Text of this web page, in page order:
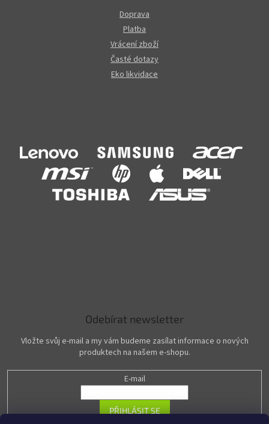
Doprava
Platba
Vrácení zboží
Časté dotazy
Eko likvidace
Odebírat newsletter
Vložte svůj e-mail a my vám budeme zasílat informace o nových
produktech na našem e-shopu.
E-mail
PŘIHLÁSIT SE